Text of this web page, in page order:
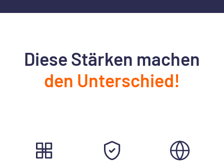
Diese Stärken machen
den Unterschied!